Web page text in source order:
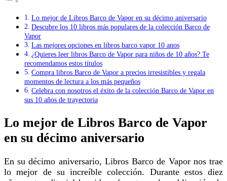
Lo mejor de Libros Barco de Vapor en su décimo aniversario
Descubre los 10 libros más populares de la colección Barco de
Vapor
Las mejores opciones en libros barco vapor 10 anos
¿Quieres leer libros Barco de Vapor para niños de 10 años? Te
recomendamos estos títulos
Compra libros Barco de Vapor a precios irresistibles y regala
momentos de lectura a los más pequeños
Celebra con nosotros el éxito de la colección Barco de Vapor en
sus 10 años de trayectoria
Lo mejor de Libros Barco de Vapor
en su décimo aniversario
En su décimo aniversario, Libros Barco de Vapor nos trae
lo mejor de su increíble colección. Durante estos diez